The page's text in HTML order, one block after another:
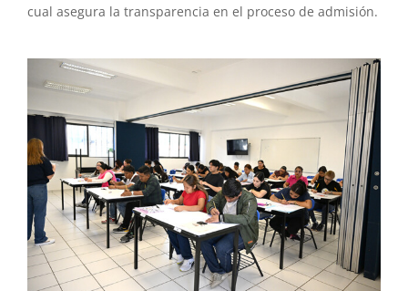
cual asegura la transparencia en el proceso de admisión.